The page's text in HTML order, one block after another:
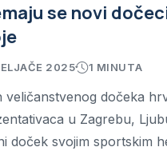
se novi
2025 1 MINUTA
veličanstvenog dočeka
u Zagrebu,
doček svojim sportskim